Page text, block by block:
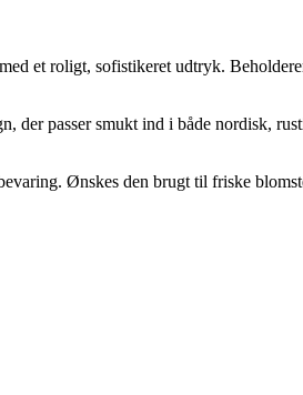
et roligt, sofistikeret udtryk.
der passer smukt ind i både nordisk,
Ønskes den brugt til friske